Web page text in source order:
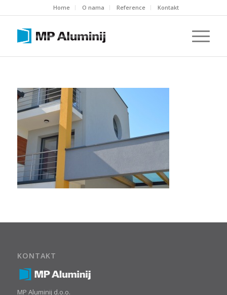
Home O nama Reference Kontakt
KONTAKT
MP Aluminij d.o.o.